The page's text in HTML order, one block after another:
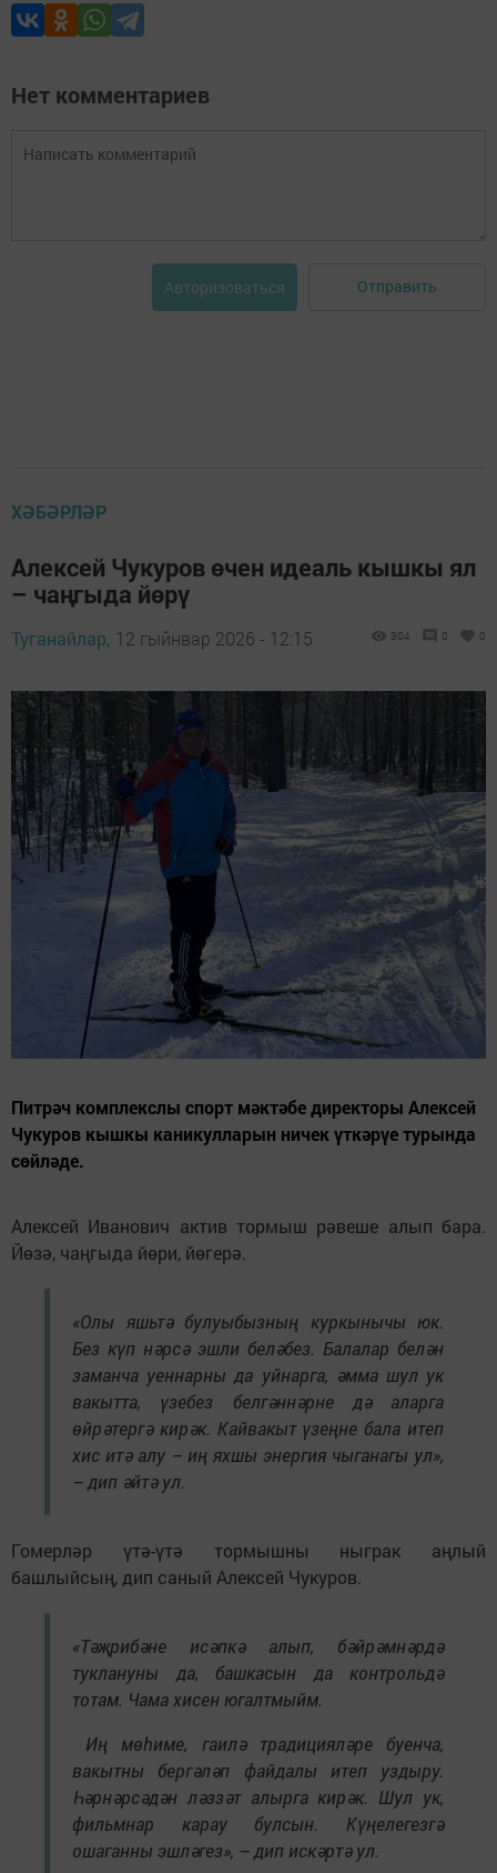
Нет комментариев
Авторизоваться Отправить
ХӘБӘРЛӘР
Алексей Чукуров өчен идеаль кышкы ял
– чаңгыда йөрү
Туганайлар, 12 гыйнвар 2026 - 12:15 304 0 0
Питрәч комплекслы спорт мәктәбе директоры Алексей
Чукуров кышкы каникулларын ничек үткәрүе турында
сөйләде.
Алексей Иванович актив тормыш рәвеше алып бара.
Йөзә, чаңгыда йөри, йөгерә.
«Олы яшьтә булуыбызның куркынычы юк.
Без күп нәрсә эшли беләбез. Балалар белән
заманча уеннарны да уйнарга, әмма шул ук
вакытта, үзебез белгәннәрне дә аларга
өйрәтергә кирәк. Кайвакыт үзеңне бала итеп
хис итә алу – иң яхшы энергия чыганагы ул»,
– дип әйтә ул.
Гомерләр үтә-үтә тормышны ныграк аңлый
башлыйсың, дип саный Алексей Чукуров.
«Тәҗрибәне исәпкә алып, бәйрәмнәрдә
туклануны да, башкасын да контрольдә
тотам. Чама хисен югалтмыйм.
Иң мөһиме, гаилә традицияләре буенча,
вакытны бергәләп файдалы итеп уздыру.
Һәрнәрсәдән ләззәт алырга кирәк. Шул ук,
фильмнар карау булсын. Күңелегезгә
ошаганны эшләгез», – дип искәртә ул.